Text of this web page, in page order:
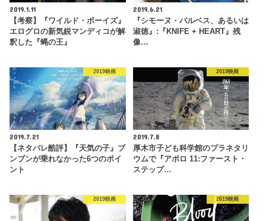
2019.1.11
【考察】『ワイルド・ボーイズ』
エログロの新気鋭マンディコが解
釈した『蝿の王』
2019.6.21
『シモーヌ・バルベス、あるいは
淑徳』:『KNIFE + HEART』残
像…
2019映画
2019.7.21
【ネタバレ酷評】『天気の子』ブ
ンブンが乗れなかった6つのポイ
ント
2019映画
2019.7.8
厚木市子ども科学館のプラネタリ
ウムで『アポロ 11:ファースト・
ステップ…
2019映画 2019映画